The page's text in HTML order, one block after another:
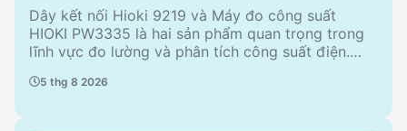
Dây kết nối Hioki 9219 và Máy đo công suất
HIOKI PW3335 là hai sản phẩm quan trọng trong
lĩnh vực đo lường và phân tích công suất điện.
phù hợp cho các ứng dụng kết nối với thiết bị
5 thg 8 2026